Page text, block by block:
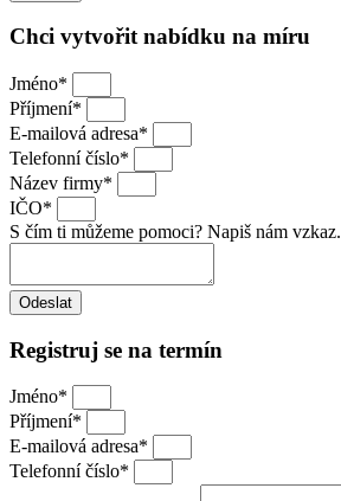
Chci vytvořit nabídku na míru
Jméno*
Příjmení*
E-mailová adresa*
Telefonní číslo*
Název firmy*
IČO*
S čím ti můžeme pomoci? Napiš nám vzkaz.
Odeslat
Registruj se na termín
Jméno*
Příjmení*
E-mailová adresa*
Telefonní číslo*